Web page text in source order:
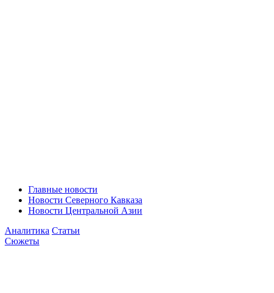
Главные новости
Новости Северного Кавказа
Новости Центральной Азии
Аналитика Статьи
Сюжеты